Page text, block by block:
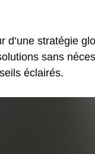
stratégie
sans
éclairés.